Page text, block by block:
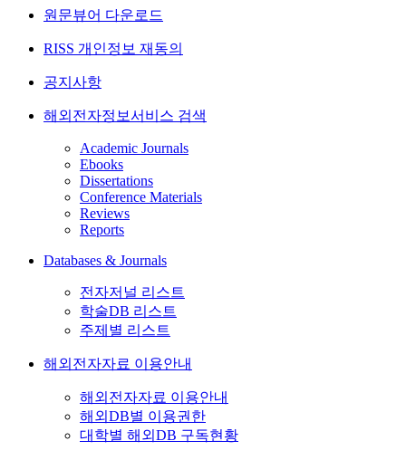
원문뷰어 다운로드
RISS 개인정보 재동의
공지사항
해외전자정보서비스 검색
Academic Journals
Ebooks
Dissertations
Conference Materials
Reviews
Reports
Databases & Journals
전자저널 리스트
학술DB 리스트
주제별 리스트
해외전자자료 이용안내
해외전자자료 이용안내
해외DB별 이용권한
대학별 해외DB 구독현황